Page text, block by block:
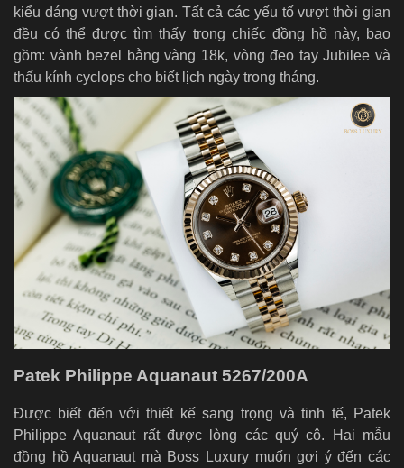
kiểu dáng vượt thời gian. Tất cả các yếu tố vượt thời gian
đều có thể được tìm thấy trong chiếc đồng hồ này, bao
gồm: vành bezel bằng vàng 18k, vòng đeo tay Jubilee và
thấu kính cyclops cho biết lịch ngày trong tháng.
Patek Philippe Aquanaut 5267/200A
Được biết đến với thiết kế sang trọng và tinh tế, Patek
Philippe Aquanaut rất được lòng các quý cô. Hai mẫu
đồng hồ Aquanaut mà Boss Luxury muốn gợi ý đến các